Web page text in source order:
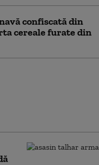
confiscată din
cereale furate din